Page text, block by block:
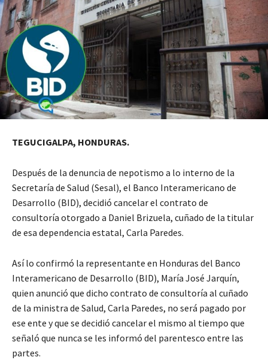
TEGUCIGALPA, HONDURAS.
Después de la denuncia de nepotismo a lo interno de la
Secretaría de Salud (Sesal), el Banco Interamericano de
Desarrollo (BID), decidió cancelar el contrato de
consultoría otorgado a Daniel Brizuela, cuñado de la titular
de esa dependencia estatal, Carla Paredes.
Así lo confirmó la representante en Honduras del Banco
Interamericano de Desarrollo (BID), María José Jarquín,
quien anunció que dicho contrato de consultoría al cuñado
de la ministra de Salud, Carla Paredes, no será pagado por
ese ente y que se decidió cancelar el mismo al tiempo que
señaló que nunca se les informó del parentesco entre las
partes.